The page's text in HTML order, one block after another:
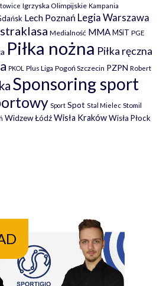
Igrzyska Olimpijskie Kampania
Lech Poznań Legia Warszawa
Medialność MMAMSiT PGE
Piłka nożna Piłka ręczna
PKOL Plus Liga Pogoń Szczecin PZPN Robert
Sponsoring sport
Sport Spot Stal Mielec Stomil
Widzew ŁódźWisła KrakówWisła Płock